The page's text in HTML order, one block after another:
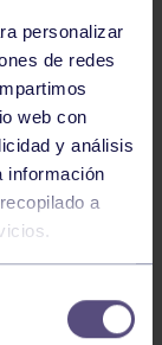
personalizar
de redes
web con
y análisis
información
a